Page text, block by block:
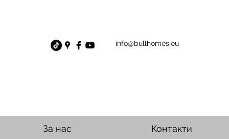
info@bullhomes.eu
За нас Контакти